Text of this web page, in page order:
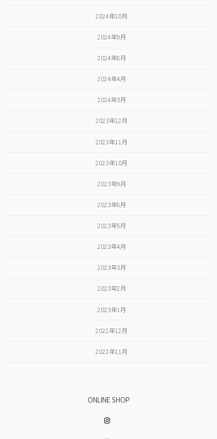
2024年10月
2024年9月
2024年8月
2024年4月
2024年3月
2023年12月
2023年11月
2023年10月
2023年9月
2023年8月
2023年5月
2023年4月
2023年3月
2023年2月
2023年1月
2022年12月
2022年11月
ONLINE SHOP